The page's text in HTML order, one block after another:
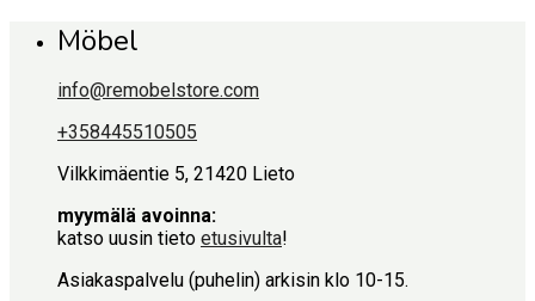
Möbel
info@remobelstore.com
+358445510505
Vilkkimäentie 5, 21420 Lieto
myymälä avoinna:
katso uusin tieto etusivulta!
Asiakaspalvelu (puhelin) arkisin klo 10-15.